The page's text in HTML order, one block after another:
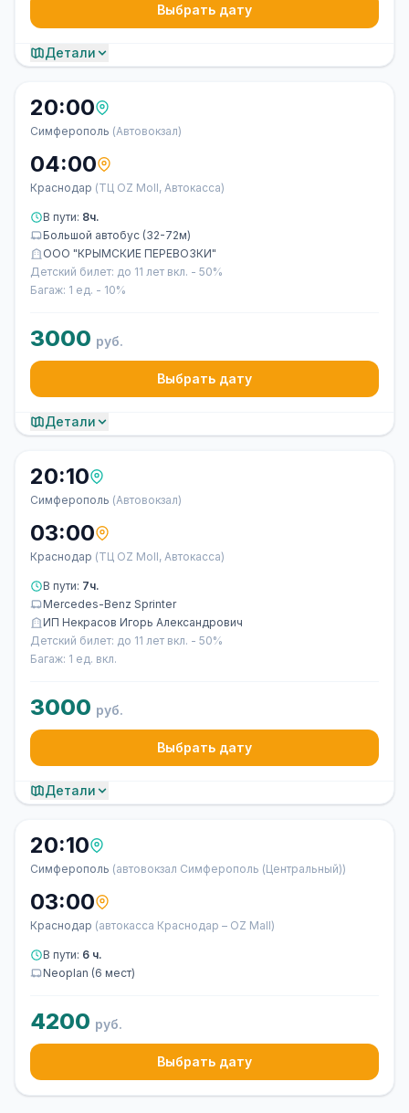
Выбрать дату
Детали
20:00
Симферополь (Автовокзал)
04:00
Краснодар (ТЦ OZ Moll, Автокасса)
В пути: 8ч.
Большой автобус (32-72м)
ООО "КРЫМСКИЕ ПЕРЕВОЗКИ"
Детский билет: до 11 лет вкл. - 50%
Багаж: 1 ед. - 10%
3000 руб.
Выбрать дату
Детали
20:10
Симферополь (Автовокзал)
03:00
Краснодар (ТЦ OZ Moll, Автокасса)
В пути: 7ч.
Mercedes-Benz Sprinter
ИП Некрасов Игорь Александрович
Детский билет: до 11 лет вкл. - 50%
Багаж: 1 ед. вкл.
3000 руб.
Выбрать дату
Детали
20:10
Симферополь (автовокзал Симферополь (Центральный))
03:00
Краснодар (автокасса Краснодар – OZ Mall)
В пути: 6 ч.
Neoplan (6 мест)
4200 руб.
Выбрать дату